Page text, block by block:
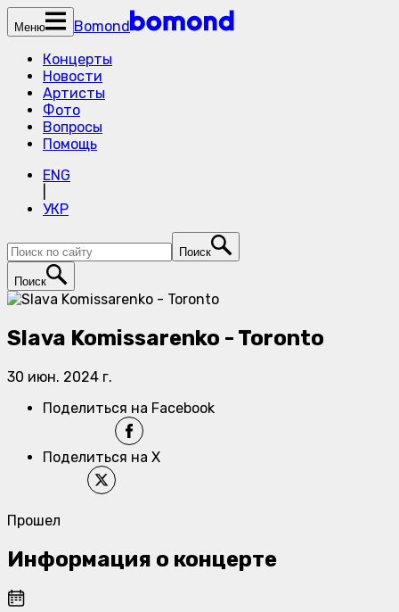
Меню
Bomond
Концерты
Новости
Артисты
Фото
Вопросы
Помощь
ENG
УКР
Поиск
Поиск
Slava Komissarenko - Toronto
30 июн. 2024 г.
Поделиться на Facebook
Поделиться на X
Прошел
Информация о концерте